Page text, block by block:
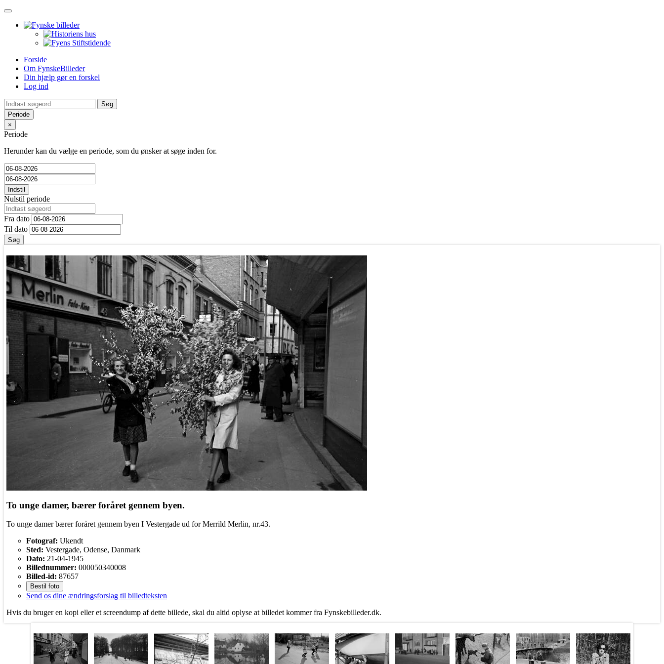
Toggle
navigation
Forside
Om FynskeBilleder
Din hjælp gør en forskel
Log ind
Periode
×
Periode
Herunder kan du vælge en periode, som du ønsker at søge inden for.
Indstil
Nulstil periode
Fra dato
Til dato
Søg
To unge damer, bærer foråret gennem byen.
To unge damer bærer foråret gennem byen I Vestergade ud for Merrild Merlin, nr.43.
Fotograf: Ukendt
Sted: Vestergade, Odense, Danmark
Dato: 21-04-1945
Billednummer: 000050340008
Billed-id: 87657
Bestil foto
Send os dine ændringsforslag til billedteksten
Hvis du bruger en kopi eller et screendump af dette billede, skal du altid oplyse at billedet kommer fra Fynskebilleder.dk.